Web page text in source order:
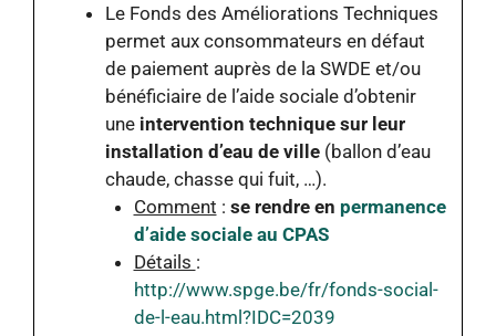
Le Fonds des Améliorations Techniques
permet aux consommateurs en défaut
de paiement auprès de la SWDE et/ou
bénéficiaire de l’aide sociale d’obtenir
une intervention technique sur leur
installation d’eau de ville (ballon d’eau
chaude, chasse qui fuit, …).
Comment : se rendre en permanence
d’aide sociale au CPAS
Détails :
http://www.spge.be/fr/fonds-social-
de-l-eau.html?IDC=2039